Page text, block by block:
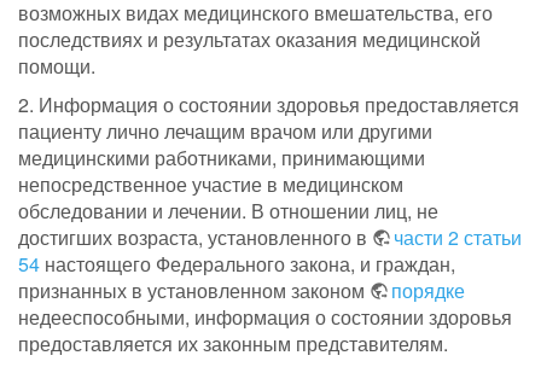
возможных видах медицинского вмешательства, его
последствиях и результатах оказания медицинской
помощи.
2. Информация о состоянии здоровья предоставляется
пациенту лично лечащим врачом или другими
медицинскими работниками, принимающими
непосредственное участие в медицинском
обследовании и лечении. В отношении лиц, не
достигших возраста, установленного в
части 2 статьи
54 настоящего Федерального закона, и граждан,
признанных в установленном законом
порядке
недееспособными, информация о состоянии здоровья
предоставляется их законным представителям.